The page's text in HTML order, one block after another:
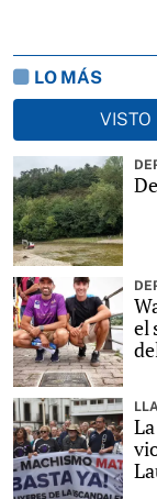
LO MÁS
VISTO
el